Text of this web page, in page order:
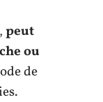
peut
ou
de